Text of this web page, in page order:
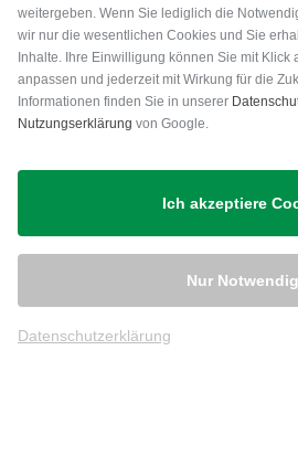
Versand
weitergeben. Wenn Sie lediglich die
wir nur die wesentlichen Cookies und Sie
Inhalte. Ihre Einwilligung können Sie mit Klick
anpassen und jederzeit mit Wirkung für die
Informationen finden Sie in unserer
Nutzungserklärung von Google.
Ich akzeptiere
Nur
Datenschutzerklärung